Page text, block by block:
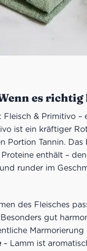
es
& Primitivo
ist ein kräftiger
Portion Tannin.
enthält –
runder im
des Fleisches
gut
Marmorierung
– Lamm ist